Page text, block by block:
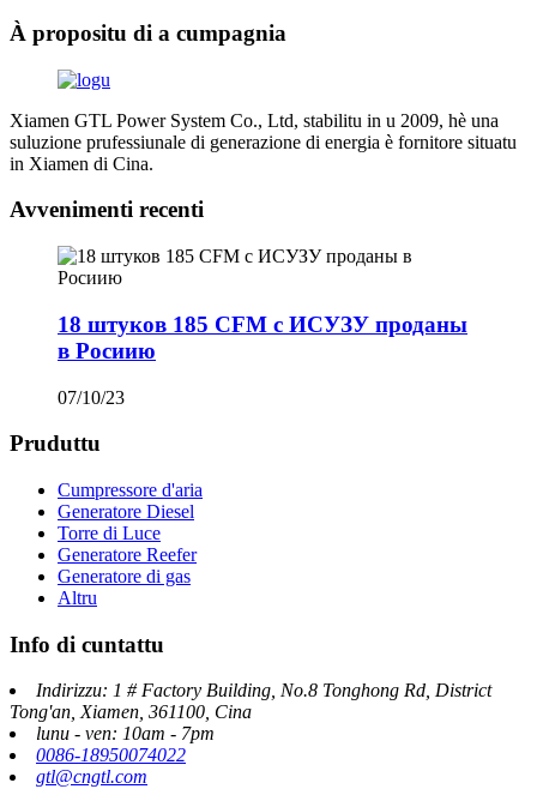
À propositu di a cumpagnia
Xiamen GTL Power System Co., Ltd, stabilitu in u 2009, hè una
suluzione prufessiunale di generazione di energia è fornitore situatu
in Xiamen di Cina.
Avvenimenti recenti
18 штуков 185 CFM с ИСУЗУ проданы
в Росиию
07/10/23
Pruduttu
Cumpressore d'aria
Generatore Diesel
Torre di Luce
Generatore Reefer
Generatore di gas
Altru
Info di cuntattu
Indirizzu: 1 # Factory Building, No.8 Tonghong Rd, District
Tong'an, Xiamen, 361100, Cina
lunu - ven: 10am - 7pm
0086-18950074022
gtl@cngtl.com